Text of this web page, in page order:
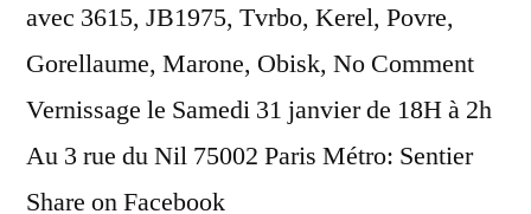
avec 3615, JB1975, Tvrbo, Kerel, Povre,
Gorellaume, Marone, Obisk, No Comment
Vernissage le Samedi 31 janvier de 18H à 2h
Au 3 rue du Nil 75002 Paris Métro: Sentier
Share on Facebook